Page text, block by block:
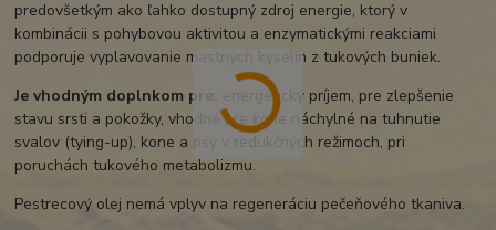
predovšetkým ako ľahko dostupný zdroj energie, ktorý v
kombinácii s pohybovou aktivitou a enzymatickými reakciami
podporuje vyplavovanie mastných kyselín z tukových buniek.
Je vhodným doplnkom pre:
energetický príjem, pre zlepšenie
stavu srsti a pokožky, vhodné pre kone náchylné na tuhnutie
svalov (tying-up), kone a psy v redukčných režimoch, pri
poruchách tukového metabolizmu.
Pestrecový olej nemá vplyv na regeneráciu pečeňového tkaniva.